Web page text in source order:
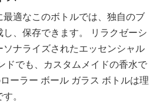
最適なこのボトルでは、独自のブ
し、保存できます。 リラクゼーシ
ソナライズされたエッセンシャル
ドでも、カスタムメイドの香水で
ーラー ボール ガラス ボトルは理
。